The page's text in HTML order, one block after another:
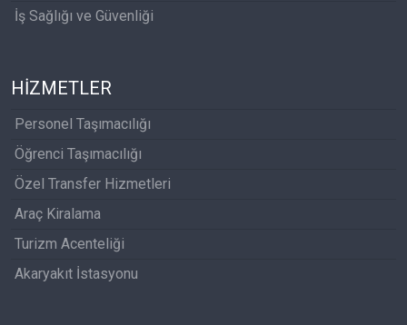
İş Sağlığı ve Güvenliği
HİZMETLER
Personel Taşımacılığı
Öğrenci Taşımacılığı
Özel Transfer Hizmetleri
Araç Kiralama
Turizm Acenteliği
Akaryakıt İstasyonu